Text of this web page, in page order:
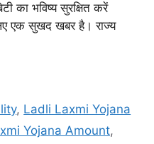
का भविष्य सुरक्षित करें
एक सुखद खबर है। राज्य
, Ladli Laxmi Yojana
Yojana Amount,